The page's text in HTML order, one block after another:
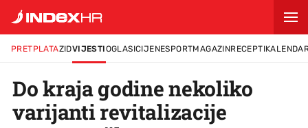
PRETPLATAZIDVIJESTIOGLASICIJENESPORTMAGAZINRECEPTI
Do kraja godine nekoliko
varijanti revitalizacije